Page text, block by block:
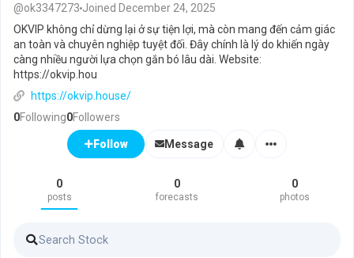
@ok3347273 Joined December 24, 2025
OKVIP không chỉ dừng lại ở sự tiện lợi, mà còn mang đến cảm giác
an toàn và chuyên nghiệp tuyệt đối. Đây chính là lý do khiến ngày
càng nhiều người lựa chọn gắn bó lâu dài. Website:
https://okvip.hou
https://okvip.house/
0Following0Followers
Follow Message
0
posts
0
forecasts
0
photos